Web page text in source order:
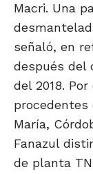
Macri. Una
señaló, en
después del
del 2018.
María,
Fanazul
de planta